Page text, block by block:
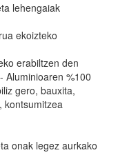
lehengaiak
ekoizteko
erabiltzen den
Aluminioaren %100
gero, bauxita,
kontsumitzea
onak legez aurkako